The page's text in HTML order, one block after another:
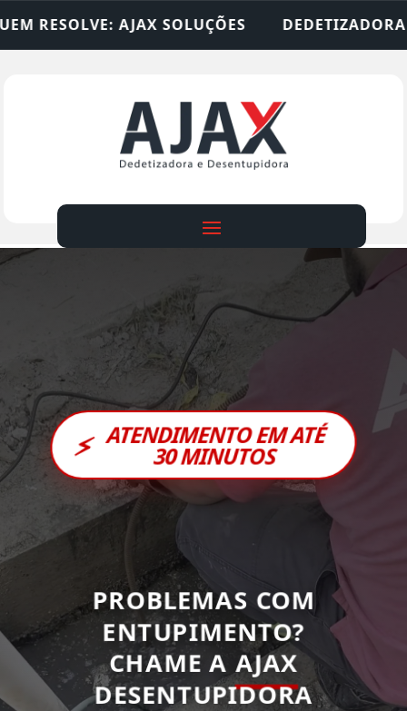
DEDETIZADORA • DESENTUPIDORA •
⚡ ATENDIMENTO EM ATÉ
30 MINUTOS
PROBLEMAS COM
ENTUPIMENTO?
CHAME A AJAX
DESENTUPIDORA